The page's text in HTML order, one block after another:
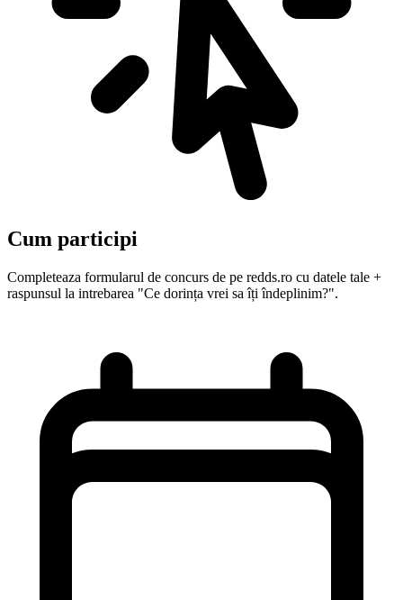
Cum participi
Completeaza formularul de concurs de pe redds.ro cu datele tale +
raspunsul la intrebarea "Ce dorința vrei sa îți îndeplinim?".